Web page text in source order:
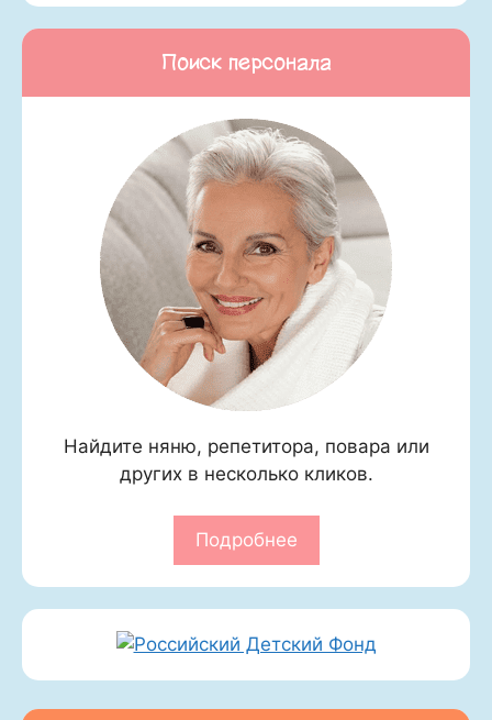
Поиск персонала
Найдите няню, репетитора, повара или
других в несколько кликов.
Подробнее